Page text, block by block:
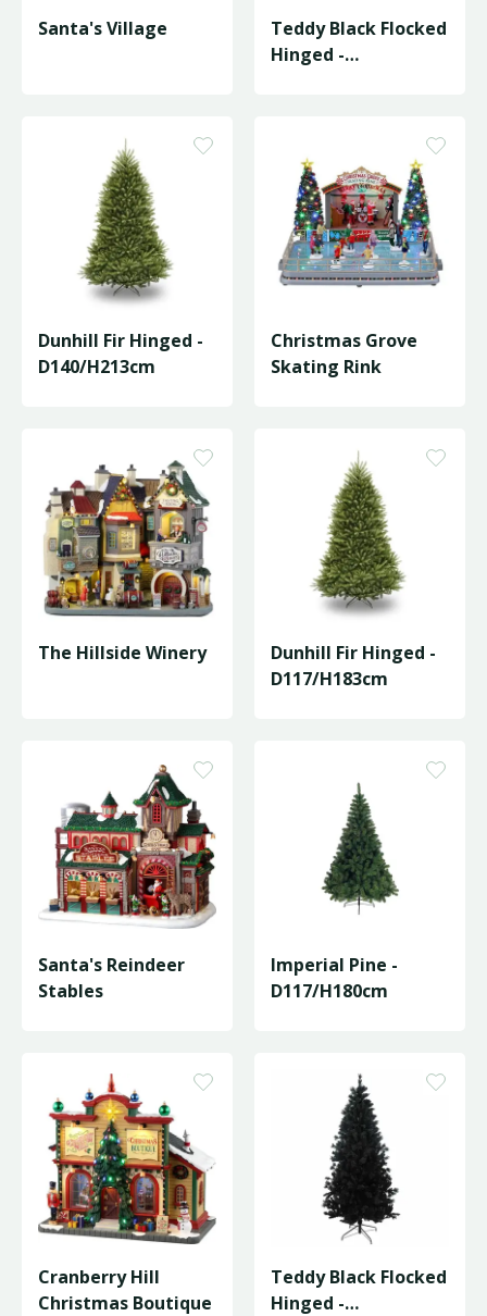
Santa's Village
Teddy Black Flocked
Hinged -
Dunhill Fir Hinged -
D140/H213cm
Christmas Grove
Skating Rink
The Hillside Winery
Dunhill Fir Hinged -
D117/H183cm
Santa's Reindeer
Stables
Imperial Pine -
D117/H180cm
Cranberry Hill
Christmas Boutique
Teddy Black Flocked
Hinged -